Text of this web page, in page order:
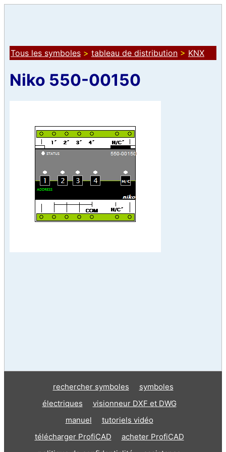
Tous les symboles > tableau de distribution > KNX
Niko 550-00150
rechercher symboles
symboles
électriques
visionneur DXF et DWG
manuel
tutoriels vidéo
télécharger ProfiCAD
acheter ProfiCAD